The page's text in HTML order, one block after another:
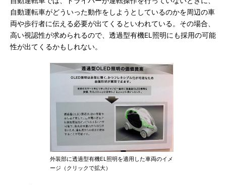
自動運転車がどういった動作をしようとしているのかを周辺の車
両や歩行者に伝える必要が出てくるといわれている。その場合、
高い視認性が求められるので、透過型有機EL照明にも採用の可能
性が出てくるかもしれない。
外装部に透過型有機EL照明を適用した車両のイメ
ージ（クリックで拡大）